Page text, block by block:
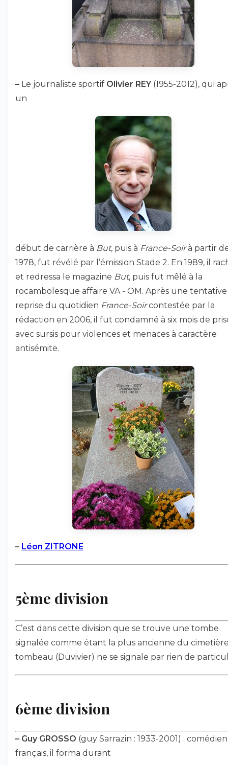
– Le journaliste sportif Olivier REY(1955-2012), qui
un
début de carrière à But, puis à France-Soirà partir
1978, fut révélé par l’émission Stade 2. En 1989, il
et redressa le magazine But, puis fut mêlé à la
rocambolesque affaire VA - OM. Après une
reprise du quotidien France-Soircontestée par la
rédaction en 2006, il fut condamné à six mois de
avec sursis pour violences et menaces à caractère
antisémite.
– Léon ZITRONE
5ème division
C’est dans cette division que se trouve une tombe
signalée comme étant la plus ancienne du
tombeau (Duvivier) ne se signale par rien de
6ème division
– Guy GROSSO (guy Sarrazin : 1933-2001) : comédien
français, il forma durant